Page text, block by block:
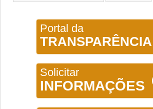
Portal da
TRANSPARÊNCIA
Solicitar
INFORMAÇÕES